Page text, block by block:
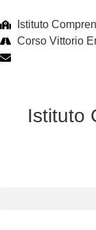
Istituto
Corso Vittorio
Istituto